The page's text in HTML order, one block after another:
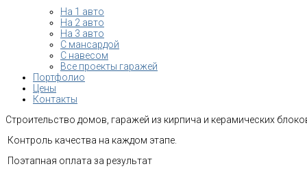
На 1 авто
На 2 авто
На 3 авто
С мансардой
С навесом
Все проекты гаражей
Портфолио
Цены
Контакты
Строительство домов, гаражей из кирпича и керамических
Контроль качества на каждом этапе.
Поэтапная оплата за результат